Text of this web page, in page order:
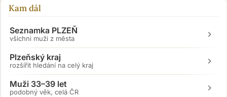
Kam dál
Seznamka PLZEŇ
všichni muži z města chevron_right
Plzeňský kraj
rozšířit hledání na celý kraj chevron_right
Muži 33–39 let
podobný věk, celá ČR chevron_right